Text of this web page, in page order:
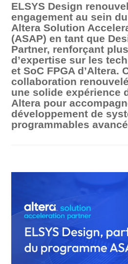
ELSYS Design
engagement au sein
Altera Solution
(ASAP) en tant que
Partner, renforçant
d’expertise sur les
et SoC FPGA d’Altera.
collaboration
une solide expérience
Altera pour
développement de
programmables